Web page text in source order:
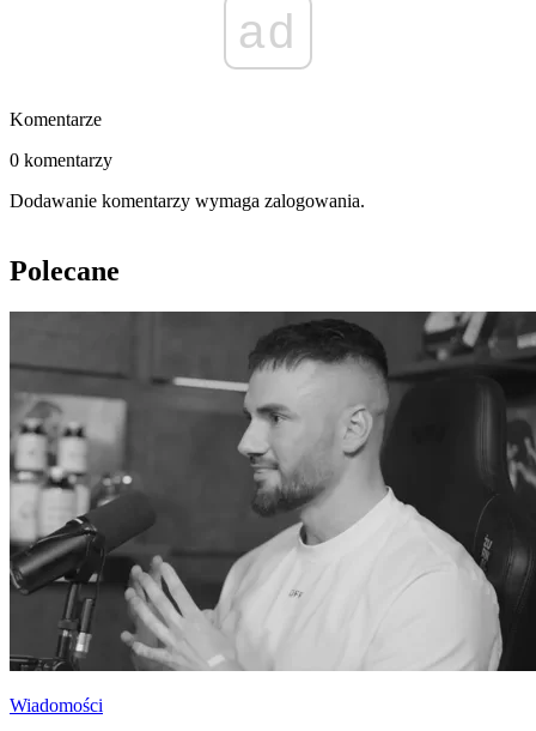
ad
Komentarze
0 komentarzy
Dodawanie komentarzy wymaga zalogowania.
Polecane
Wiadomości